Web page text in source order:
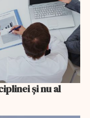
și nu al